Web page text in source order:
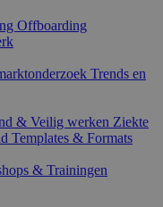
Offboarding
Trends en
& Veilig werken Ziekte
Templates & Formats
& Trainingen